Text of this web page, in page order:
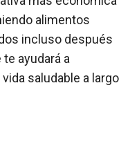
alimentos
incluso después
ayudará a
saludable a largo